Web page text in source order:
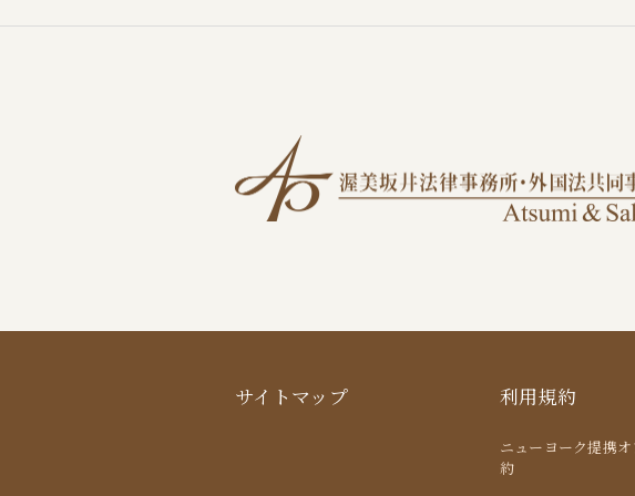
サイトマップ 利用規約
ニューヨーク提携
約